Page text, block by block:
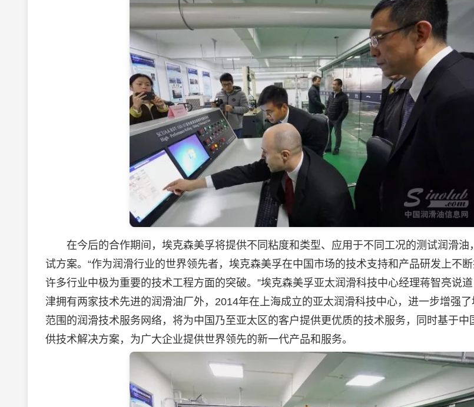
在今后的合作期间，埃克森美孚将提供不同粘度和类型、应用于不同工况的测试润滑油
试方案。“作为润滑行业的世界领先者，埃克森美孚在中国市场的技术支持和产品研发上不
许多行业中极为重要的技术工程方面的突破。”埃克森美孚亚太润滑科技中心经理蒋智亮说
津拥有两家技术先进的润滑油厂外，2014年在上海成立的亚太润滑科技中心，进一步增强
范围的润滑技术服务网络，将为中国乃至亚太区的客户提供更优质的技术服务，同时基于中
供技术解决方案，为广大企业提供世界领先的新一代产品和服务。